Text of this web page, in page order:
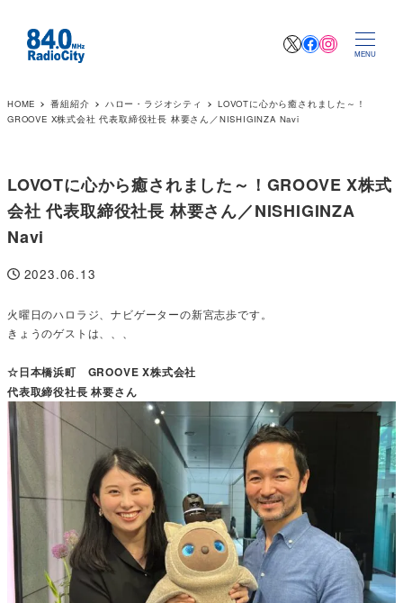
XFacebook
MENU
HOME 番組紹介 ハロー・ラジオシティ
LOVOTに心から癒されました～！
GROOVE X株式会社 代表取締役社長 林要さん／NISHIGINZA Navi
LOVOTに心から癒されました～！GROOVE X株式
会社 代表取締役社長 林要さん／NISHIGINZA
Navi
投稿日
2023.06.13
火曜日のハロラジ、ナビゲーターの新宮志歩です。
きょうのゲストは、、、
☆日本橋浜町 GROOVE X株式会社
代表取締役社長 林要さん